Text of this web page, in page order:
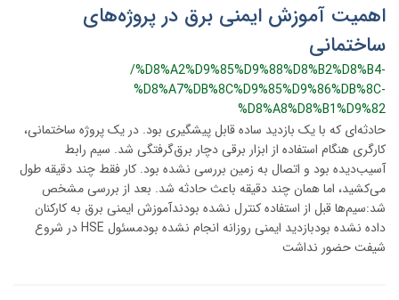
اهمیت آموزش ایمنی برق در پروژه‌های
ساختمانی
/%D8%A2%D9%85%D9%88%D8%B2%D8%B4-
%D8%A7%DB%8C%D9%85%D9%86%DB%8C-
%D8%A8%D8%B1%D9%82
حادثه‌ای که با یک بازدید ساده قابل پیشگیری بود. در یک پروژه ساختمانی،
کارگری هنگام استفاده از ابزار برقی دچار برق‌گرفتگی شد. سیم رابط
آسیب‌دیده بود و اتصال به زمین بررسی نشده بود. کار فقط چند دقیقه طول
می‌کشید، اما همان چند دقیقه باعث حادثه شد. بعد از بررسی مشخص
شد:سیم‌ها قبل از استفاده کنترل نشده بودندآموزش ایمنی برق به کارکنان
داده نشده بودبازدید ایمنی روزانه انجام نشده بودمسئول HSE در شروع
شیفت حضور نداشت